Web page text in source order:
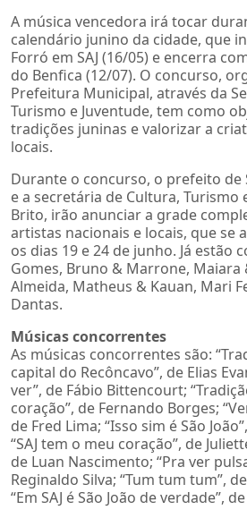
A música vencedora irá tocar
calendário junino da cidade, que
Forró em SAJ (16/05) e encerra
do Benfica (12/07). O concurso,
Prefeitura Municipal, através da
Turismo e Juventude, tem como
tradições juninas e valorizar a
locais.
Durante o concurso, o prefeito de
e a secretária de Cultura, Turismo
Brito, irão anunciar a grade
artistas nacionais e locais, que se
os dias 19 e 24 de junho. Já estão
Gomes, Bruno & Marrone, Maiara
Almeida, Matheus & Kauan, Mari
Dantas.
Músicas concorrentes
As músicas concorrentes são:
capital do Recôncavo”, de Elias
ver”, de Fábio Bittencourt;
coração”, de Fernando Borges;
de Fred Lima; “Isso sim é São
“SAJ tem o meu coração”, de
de Luan Nascimento; “Pra ver
Reginaldo Silva; “Tum tum tum”,
“Em SAJ é São João de verdade”,